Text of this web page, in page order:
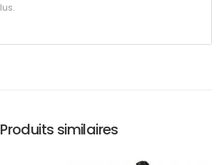
Produits similaires